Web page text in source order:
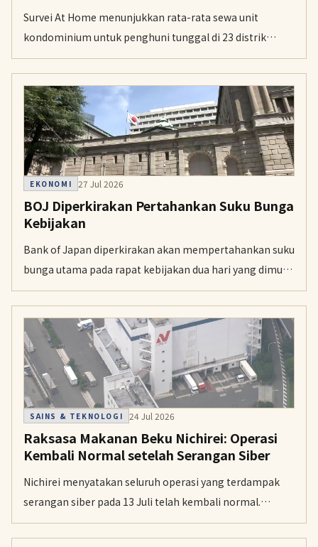
Survei At Home menunjukkan rata-rata sewa unit
kondominium untuk penghuni tunggal di 23 distrik
Tokyo kembali mencetak rekor pada Juni. Kenaikan ini
berlangsung selama 25 bulan berturut-turut.
EKONOMI 27 Jul 2026
BOJ Diperkirakan Pertahankan Suku Bunga
Kebijakan
Bank of Japan diperkirakan akan mempertahankan suku
bunga utama pada rapat kebijakan dua hari yang dimulai
Kamis, sambil menyusun proyeksi terbaru ekonomi dan
harga.
SAINS & TEKNOLOGI 24 Jul 2026
Raksasa Makanan Beku Nichirei: Operasi
Kembali Normal setelah Serangan Siber
Nichirei menyatakan seluruh operasi yang terdampak
serangan siber pada 13 Juli telah kembali normal.
Pemulihan dinilai relatif cepat berkat data cadangan
yang aman.